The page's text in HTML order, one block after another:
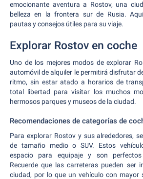
emocionante aventura a Rostov, una
belleza en la frontera sur de Rusia.
pautas y consejos útiles para su viaje.
Explorar Rostov en coche
Uno de los mejores modos de explorar
automóvil de alquiler le permitirá disfrutar
ritmo, sin estar atado a horarios de
total libertad para visitar los muchos
hermosos parques y museos de la ciudad.
Recomendaciones de categorías de
Para explorar Rostov y sus alrededores,
de tamaño medio o SUV. Estos
espacio para equipaje y son
Recuerde que las carreteras pueden ser
ciudad, por lo que un vehículo con mayor